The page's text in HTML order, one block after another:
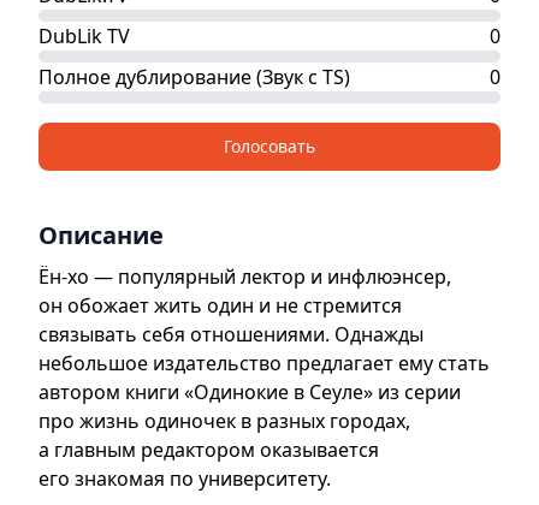
DubLik TV
0
Полное дублирование (Звук с TS)
0
Голосовать
Описание
Ён-хо — популярный лектор и инфлюэнсер,
он обожает жить один и не стремится
связывать себя отношениями. Однажды
небольшое издательство предлагает ему стать
автором книги «Одинокие в Сеуле» из серии
про жизнь одиночек в разных городах,
а главным редактором оказывается
его знакомая по университету.